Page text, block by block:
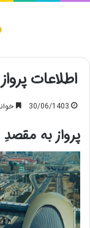
اطلاعات
30/06/1403 خواندن
پرواز به